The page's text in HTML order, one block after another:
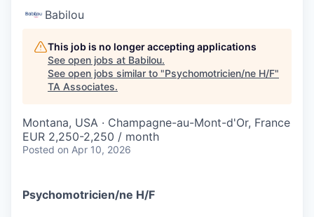
Babilou
This job is no longer accepting applications
See open jobs at Babilou.
See open jobs similar to "Psychomotricien/ne H/F"
TA Associates.
Montana, USA · Champagne-au-Mont-d'Or, France
EUR 2,250-2,250 / month
Posted on Apr 10, 2026
Psychomotricien/ne H/F